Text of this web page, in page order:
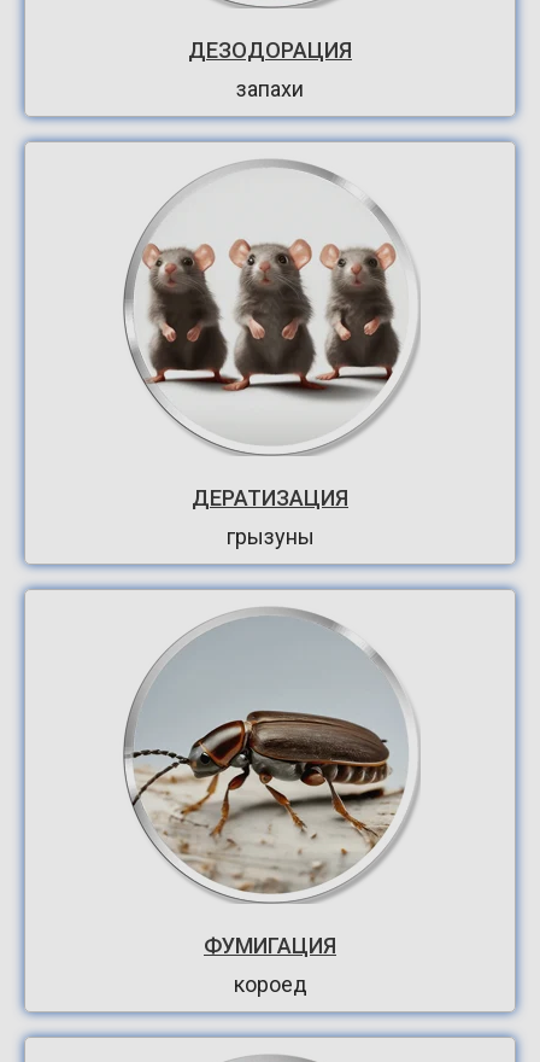
ДЕЗОДОРАЦИЯ
запахи
ДЕРАТИЗАЦИЯ
грызуны
ФУМИГАЦИЯ
короед